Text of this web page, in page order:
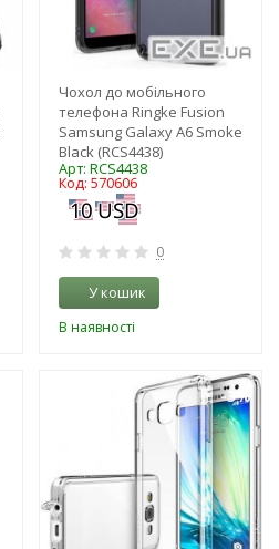
Чохол до мобільного
телефона Ringke Fusion
Samsung Galaxy A6 Smoke
Black (RCS4438)
Арт: RCS4438
Код: 570606
0
У кошик
В наявності
-3%